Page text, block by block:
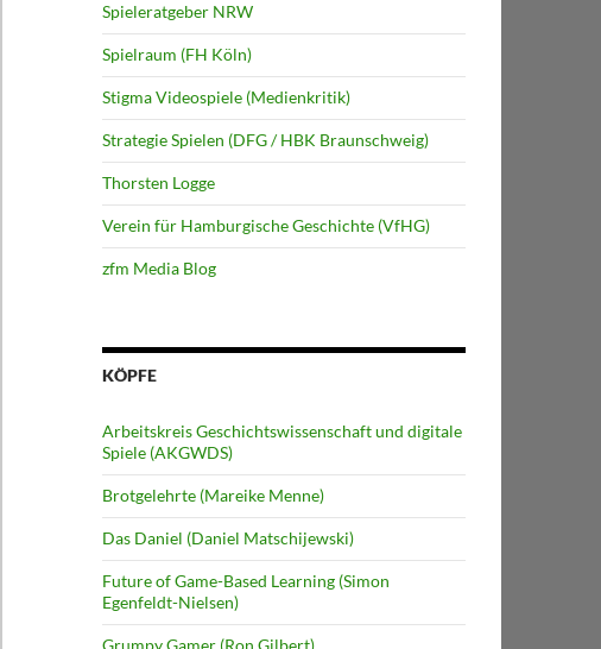
Spieleratgeber NRW
Spielraum (FH Köln)
Stigma Videospiele (Medienkritik)
Strategie Spielen (DFG / HBK Braunschweig)
Thorsten Logge
Verein für Hamburgische Geschichte (VfHG)
zfm Media Blog
KÖPFE
Arbeitskreis Geschichtswissenschaft und digitale
Spiele (AKGWDS)
Brotgelehrte (Mareike Menne)
Das Daniel (Daniel Matschijewski)
Future of Game-Based Learning (Simon
Egenfeldt-Nielsen)
Grumpy Gamer (Ron Gilbert)